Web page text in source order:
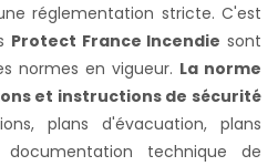
réglementation stricte. C'est
Protect France Incendie sont
normes en vigueur. La norme
et instructions de sécurité
plans d'évacuation, plans
technique de